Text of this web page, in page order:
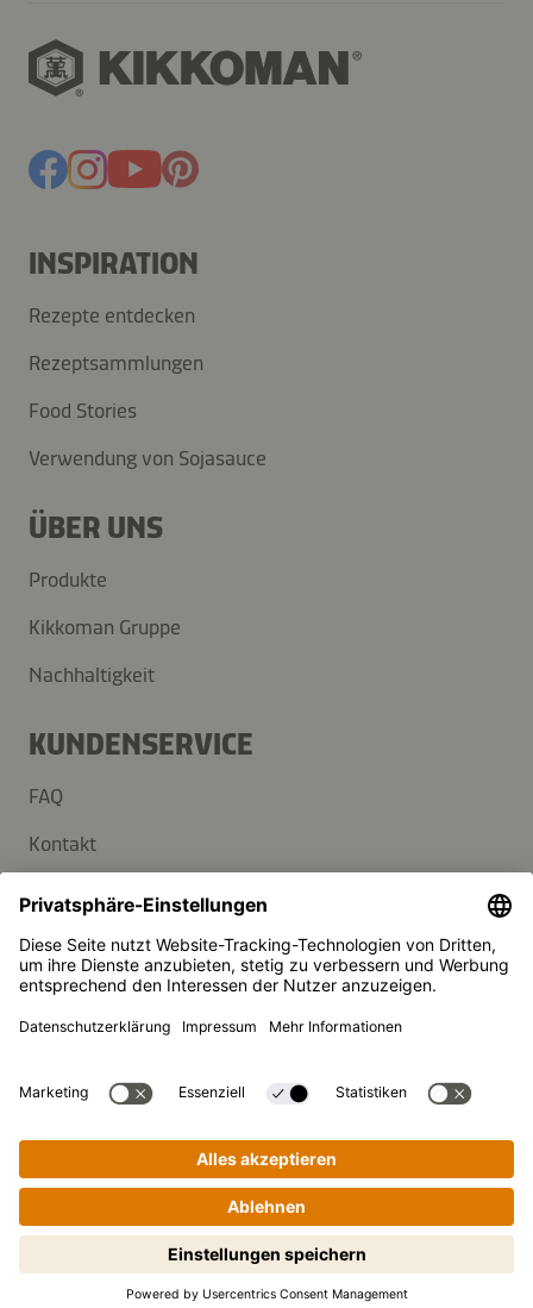
Schritt-für-Schritt-Kochen leicht
gemacht! Zum Starten antippen.
INSPIRATION
Rezepte entdecken
Rezeptsammlungen
Food Stories
Verwendung von Sojasauce
ÜBER UNS
Produkte
Kikkoman Gruppe
Nachhaltigkeit
KUNDENSERVICE
FAQ
Kontakt
Newsletter
Presse
Kikkoman ist ein eingetragenes Warenzeichen der Kikkoman
© Kikkoman Trading Europe GmbH 2023 – 2026
Theodorstraße 180, 40472 Düsseldorf, Germany
Privatsphäre-Einstellungen
Impressum
Datenschutzerklärung